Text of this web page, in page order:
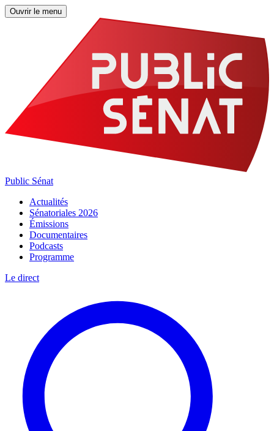
Ouvrir le menu
Public Sénat
Actualités
Sénatoriales 2026
Émissions
Documentaires
Podcasts
Programme
Le direct